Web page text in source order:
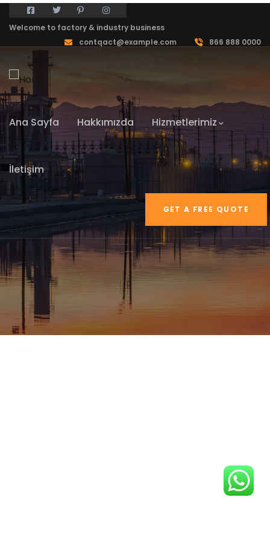
Welcome to factory & industry business
contqact@example.com
866 888 0000
Ana Sayfa Hakkımızda Hizmetlerimiz
İletişim
GET A FREE QUOTE